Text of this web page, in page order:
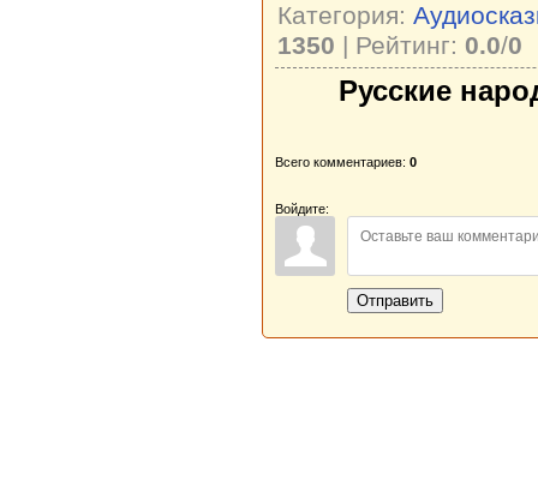
Категория:
1350 | Рейтинг: 0.0/0
Русские
Всего комментариев: 0
Войдите:
Отправить